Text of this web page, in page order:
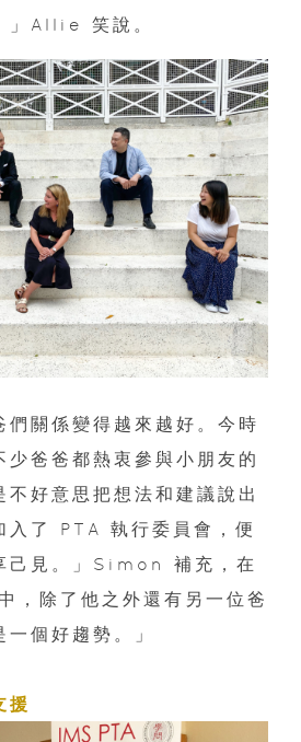
」Allie 笑說。
們關係變得越來越好。今時
少爸爸都熱衷參與小朋友的
不好意思把想法和建議說出
入了 PTA 執行委員會，便
己見。」Simon 補充，在
，除了他之外還有另一位爸
個好趨勢。」
援